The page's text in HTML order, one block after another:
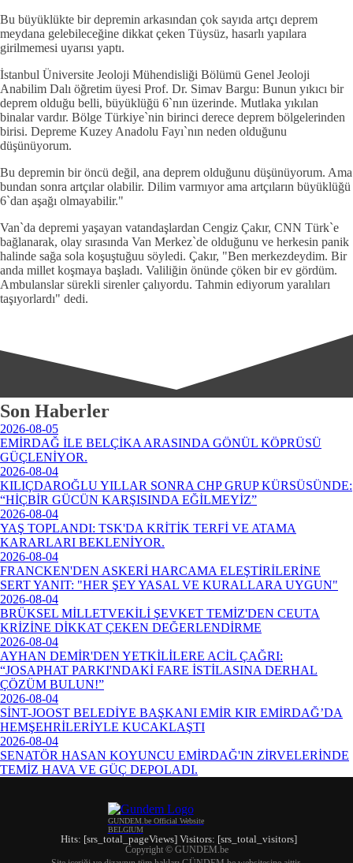
Bu büyüklükte bir depremin arkasından çok sayıda artçı deprem
meydana gelebileceğine dikkat çeken Tüysüz, hasarlı yapılara
girilmemesi uyarısı yaptı.
İstanbul Üniversite Jeoloji Mühendisliği Bölümü Genel Jeoloji
Anabilim Dalı öğretim üyesi Prof. Dr. Simav Bargu: Bunun yıkıcı bir
deprem olduğu belli, büyüklüğü 6`nın üzerinde. Mutlaka yıkılan
binalar vardır. Bölge Türkiye`nin birinci derece deprem bölgelerinden
birisi. Depreme Kuzey Anadolu Fayı`nın neden olduğunu
düşünüyorum.
Bu depremin bir öncü değil, ana deprem olduğunu düşünüyorum. Ama
bundan sonra artçılar olabilir. Dilim varmıyor ama artçıların büyüklüğü
6`dan aşağı olmayabilir."
Van`da depremi yaşayan vatandaşlardan Cengiz Çakır, CNN Türk`e
bağlanarak, olay sırasında Van Merkez`de olduğunu ve herkesin panik
halinde sağa sola koşuştuğuu söyledi. Çakır, "Ben merkezdeydim. Bir
anda millet koşmaya başladı. Valiliğin önünde çöken bir ev gördüm.
Ambulanslar sürekli sirenler çalıyordu. Tahmin ediyorum yaralıları
taşıyorlardı" dedi.
Son Haberler
2026-08-05
EMİRDAĞ İLE BELÇİKA ARASINDA GÖNÜL KÖPRÜSÜ
GÜÇLENİYOR.
2026-08-04
KILIÇDAROĞLU YILLAR SONRA CHP GRUP KÜRSÜSÜNDE:
“HİÇBİR GÜCÜN KARŞISINDA EĞİLMEYİZ”
2026-08-04
YAŞ TOPLANDI: TSK'DA KRİTİK TERFİ VE ATAMA
KARARLARI BEKLENİYOR.
2026-08-04
FRANCKEN'DEN ASKERİ HARCAMA ELEŞTİRİLERİNE
SERT YANIT: "HER ŞEY YASAL VE KURALLARA UYGUN"
2026-08-04
BRÜKSEL MİLLETVEKİLİ ŞEVKET TEMİZ'DEN CEUTA
KRİZİNE DİKKAT ÇEKEN DEĞERLENDİRME
2026-08-04
AYHAN DEMİR'DEN YETKİLİLERE ACİL ÇAĞRI:
“JOSAPHAT PARKI'NDAKİ FARE İSTİLASINA DERHAL
ÇÖZÜM BULUN!”
2026-08-04
SİNT-JOOST BELEDİYE BAŞKANI EMİR KIR EMİRDAĞ’DA
HEMŞEHRİLERİYLE KUCAKLAŞTI
2026-08-04
SENATÖR HASAN KOYUNCU EMİRDAĞ'IN ZİRVELERİNDE
TEMİZ HAVA VE GÜÇ DEPOLADI.
GUNDEM.be Official Website
BELGIUM
Hits: [srs_total_pageViews] Visitors: [srs_total_visitors]
Copyright © GUNDEM.be